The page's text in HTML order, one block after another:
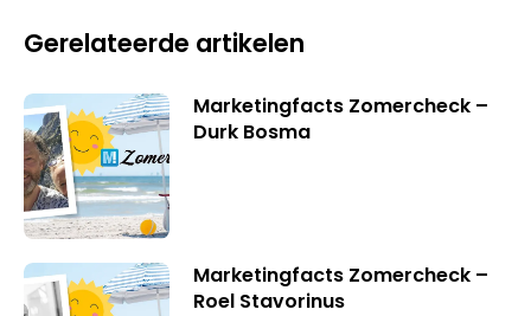
Gerelateerde artikelen
Marketingfacts Zomercheck –
Durk Bosma
Marketingfacts Zomercheck –
Roel Stavorinus